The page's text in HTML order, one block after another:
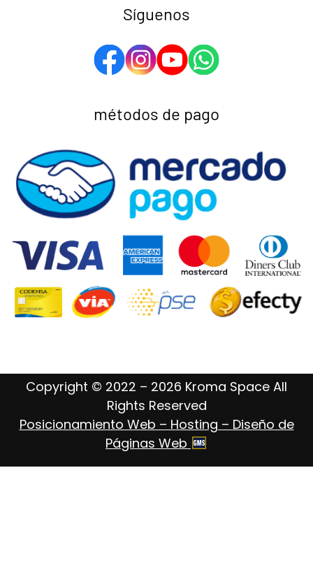
Síguenos
métodos de pago
Copyright © 2022 – 2026 Kroma Space All
Rights Reserved
Posicionamiento Web – Hosting – Diseño de
Páginas Web